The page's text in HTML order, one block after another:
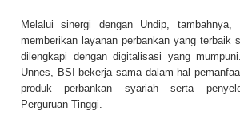
Melalui sinergi dengan Undip, tambahnya,
memberikan layanan perbankan yang terbaik
dilengkapi dengan digitalisasi yang
Unnes, BSI bekerja sama dalam hal
produk perbankan syariah serta
Perguruan Tinggi.